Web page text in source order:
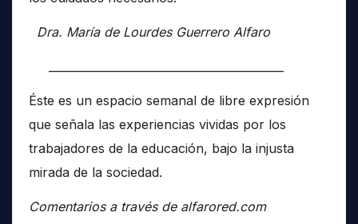
Dra. María de Lourdes Guerrero Alfaro
Éste es un espacio semanal de libre expresión
que señala las experiencias vividas por los
trabajadores de la educación, bajo la injusta
mirada de la sociedad.
Comentarios a través de alfarored.com